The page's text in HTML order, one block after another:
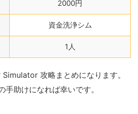
2000円
資金洗浄シム
1人
攻略まとめになります。
手助けになれば幸いです。